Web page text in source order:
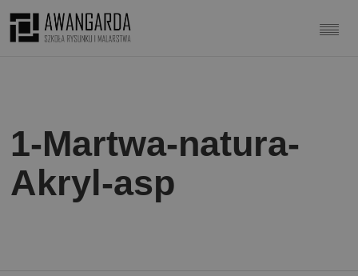
1-Martwa-natura-
Akryl-asp